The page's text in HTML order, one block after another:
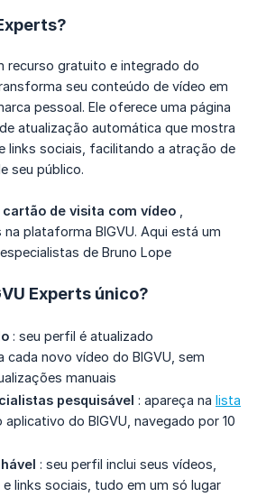
recurso gratuito e integrado do
seu conteúdo de vídeo em
pessoal. Ele oferece uma página
atualização automática que mostra
links sociais, facilitando a atração de
seu público.
cartão de visita com vídeo
plataforma BIGVU. Aqui está um
de Bruno Lope
Experts único?
: seu perfil é atualizado
cada novo vídeo do BIGVU, sem
manuais
pesquisável : apareça na lista
aplicativo do BIGVU, navegado por 10
: seu perfil inclui seus vídeos,
links sociais, tudo em um só lugar